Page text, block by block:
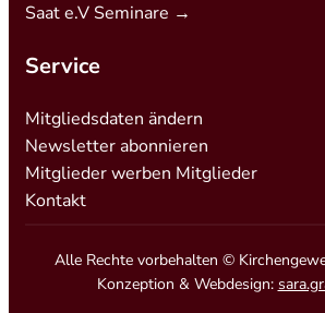
Saat e.V Seminare →
Service
Mitgliedsdaten ändern
Newsletter abonnieren
Mitglieder werben Mitglieder
Kontakt
Alle Rechte vorbehalten ©
Konzeption & Webdesign: